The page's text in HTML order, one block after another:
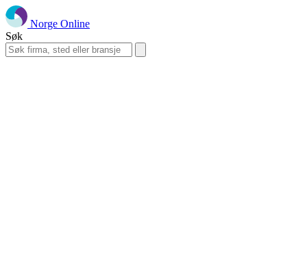
Norge Online
Søk